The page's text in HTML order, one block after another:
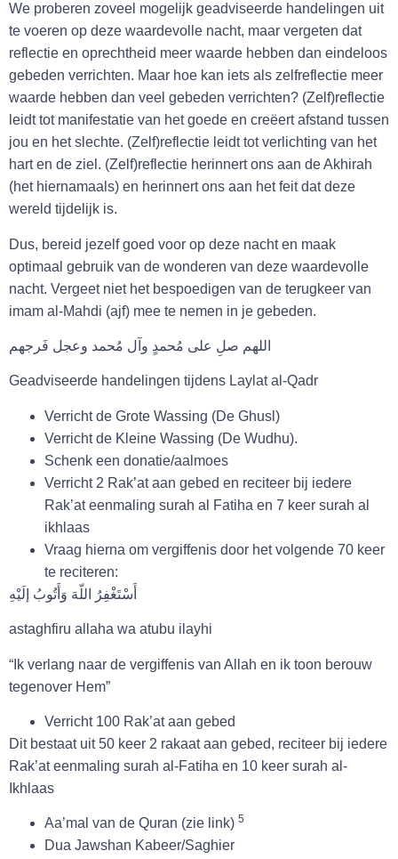
We proberen zoveel mogelijk geadviseerde handelingen uit
te voeren op deze waardevolle nacht, maar vergeten dat
reflectie en oprechtheid meer waarde hebben dan eindeloos
gebeden verrichten. Maar hoe kan iets als zelfreflectie meer
waarde hebben dan veel gebeden verrichten? (Zelf)reflectie
leidt tot manifestatie van het goede en creëert afstand tussen
jou en het slechte. (Zelf)reflectie leidt tot verlichting van het
hart en de ziel. (Zelf)reflectie herinnert ons aan de Akhirah
(het hiernamaals) en herinnert ons aan het feit dat deze
wereld tijdelijk is.
Dus, bereid jezelf goed voor op deze nacht en maak
optimaal gebruik van de wonderen van deze waardevolle
nacht. Vergeet niet het bespoedigen van de terugkeer van
imam al-Mahdi (ajf) mee te nemen in je gebeden.
Geadviseerde handelingen tijdens Laylat al-Qadr
Verricht de Grote Wassing (De Ghusl)
Verricht de Kleine Wassing (De Wudhu).
Schenk een donatie/aalmoes
Verricht 2 Rak’at aan gebed en reciteer bij iedere
Rak’at eenmaling surah al Fatiha en 7 keer surah al
ikhlaas
Vraag hierna om vergiffenis door het volgende 70 keer
te reciteren:
astaghfiru allaha wa atubu ilayhi
“Ik verlang naar de vergiffenis van Allah en ik toon berouw
tegenover Hem”
Verricht 100 Rak’at aan gebed
Dit bestaat uit 50 keer 2 rakaat aan gebed, reciteer bij iedere
Rak’at eenmaling surah al-Fatiha en 10 keer surah al-
Ikhlaas
Aa’mal van de Quran (zie link) 5
Dua Jawshan Kabeer/Saghier